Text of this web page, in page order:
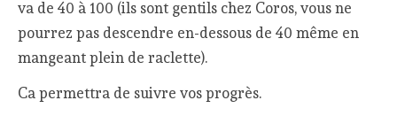
va de 40 à 100 (ils sont gentils chez Coros, vous ne
pourrez pas descendre en-dessous de 40 même en
mangeant plein de raclette).
Ca permettra de suivre vos progrès.